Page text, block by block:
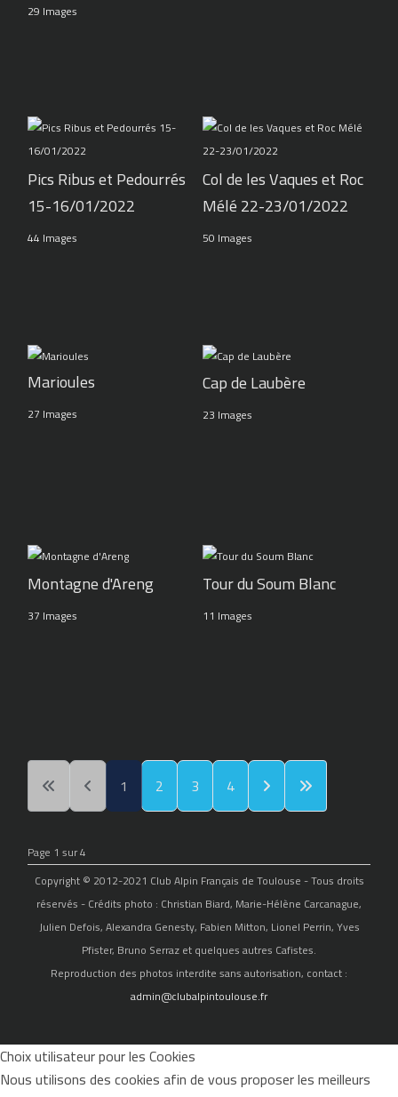
29 Images
Pics Ribus et Pedourrés
15-16/01/2022
44 Images
Col de les Vaques et Roc
Mélé 22-23/01/2022
50 Images
Marioules
27 Images
Cap de Laubère
23 Images
Montagne d'Areng
37 Images
Tour du Soum Blanc
11 Images
1 2 3 4
Page 1 sur 4
Copyright © 2012-2021 Club Alpin Français de Toulouse - Tous droits
réservés - Crédits photo : Christian Biard, Marie-Hélène Carcanague,
Julien Defois, Alexandra Genesty, Fabien Mitton, Lionel Perrin, Yves
Pfister, Bruno Serraz et quelques autres Cafistes.
Reproduction des photos interdite sans autorisation, contact :
admin@clubalpintoulouse.fr
Choix utilisateur pour les Cookies
Nous utilisons des cookies afin de vous proposer les meilleurs